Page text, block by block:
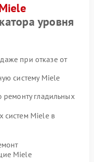
уровня
даже при отказе от
систему Miele
гладильных
систем Miele в
Miele